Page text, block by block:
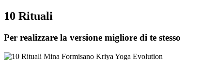
10 Rituali
Per realizzare la versione migliore di te stesso